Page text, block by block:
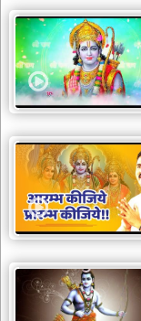
lal
dayal
bhajans
शनि
देव
भजन
dev
bhajans
आज
का
भजन
bhajan
of
day
भजन